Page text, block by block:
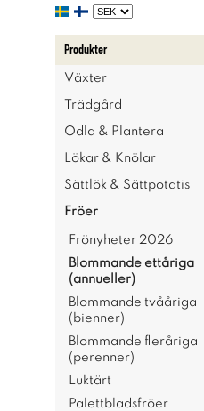
Produkter
Växter
Trädgård
Odla & Plantera
Lökar & Knölar
Sättlök & Sättpotatis
Fröer
Frönyheter 2026
Blommande ettåriga
(annueller)
Blommande tvååriga
(bienner)
Blommande fleråriga
(perenner)
Luktärt
Palettbladsfröer